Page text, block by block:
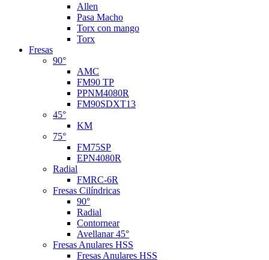
Allen
Pasa Macho
Torx con mango
Torx
Fresas
90°
AMC
FM90 TP
PPNM4080R
FM90SDXT13
45°
KM
75°
FM75SP
EPN4080R
Radial
FMRC-6R
Fresas Cilíndricas
90°
Radial
Contornear
Avellanar 45°
Fresas Anulares HSS
Fresas Anulares HSS